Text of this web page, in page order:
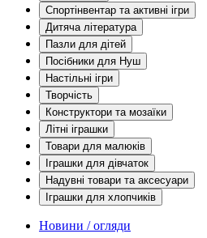
Спортінвентар та активні ігри
Дитяча література
Пазли для дітей
Посібники для Нуш
Настільні ігри
Творчість
Конструктори та мозаїки
Літні іграшки
Товари для малюків
Іграшки для дівчаток
Надувні товари та аксесуари
Іграшки для хлопчиків
Новини / огляди